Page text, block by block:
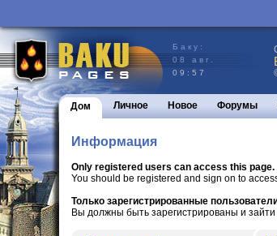
Баку:
08 авг.
09:57
Дом Личное Новое Форумы
Информация
Only registered users can access this page.
You should be registered and sign on to
Только зарегистрированные
Вы должны быть зарегистрированы и